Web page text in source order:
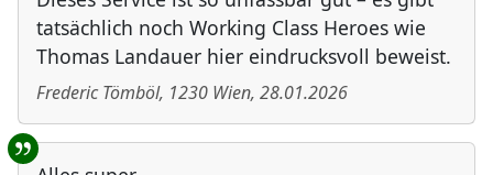
tatsächlich noch Working Class Heroes wie
Thomas Landauer hier eindrucksvoll beweist.
Frederic Tömböl, 1230 Wien, 28.01.2026